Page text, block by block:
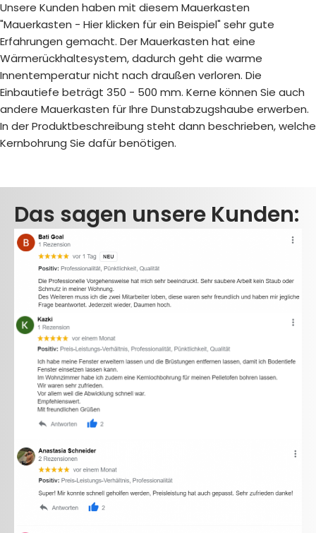
Unsere Kunden haben mit diesem Mauerkasten
"Mauerkasten - Hier klicken für ein Beispiel" sehr gute
Erfahrungen gemacht. Der Mauerkasten hat eine
Wärmerückhaltesystem, dadurch geht die warme
Innentemperatur nicht nach draußen verloren. Die
Einbautiefe beträgt 350 - 500 mm. Kerne können Sie auch
andere Mauerkasten für Ihre Dunstabzugshaube erwerben.
In der Produktbeschreibung steht dann beschrieben, welche
Kernbohrung Sie dafür benötigen.
Das sagen unsere Kunden: